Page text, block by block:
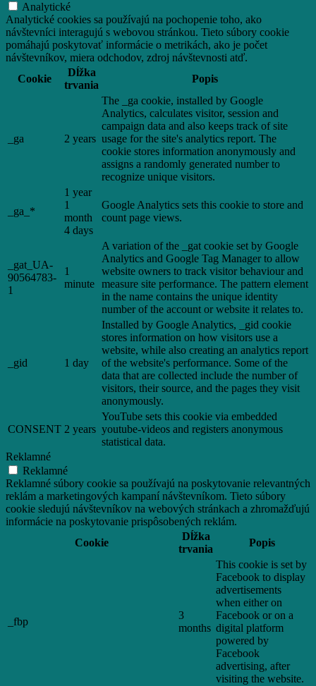
Analytické
Analytické cookies sa používajú na pochopenie toho, ako
návštevníci interagujú s webovou stránkou. Tieto súbory cookie
pomáhajú poskytovať informácie o metrikách, ako je počet
návštevníkov, miera odchodov, zdroj návštevnosti atď.
Cookie
Dĺžka
trvania
Popis
_ga 2 years
The _ga cookie, installed by Google
Analytics, calculates visitor, session and
campaign data and also keeps track of site
usage for the site's analytics report. The
cookie stores information anonymously and
assigns a randomly generated number to
recognize unique visitors.
_ga_*
1 year
1
month
4 days
Google Analytics sets this cookie to store and
count page views.
_gat_UA-
90564783-
1
1
minute
A variation of the _gat cookie set by Google
Analytics and Google Tag Manager to allow
website owners to track visitor behaviour and
measure site performance. The pattern element
in the name contains the unique identity
number of the account or website it relates to.
_gid 1 day
Installed by Google Analytics, _gid cookie
stores information on how visitors use a
website, while also creating an analytics report
of the website's performance. Some of the
data that are collected include the number of
visitors, their source, and the pages they visit
anonymously.
CONSENT 2 years
YouTube sets this cookie via embedded
youtube-videos and registers anonymous
statistical data.
Reklamné
Reklamné
Reklamné súbory cookie sa používajú na poskytovanie relevantných
reklám a marketingových kampaní návštevníkom. Tieto súbory
cookie sledujú návštevníkov na webových stránkach a zhromažďujú
informácie na poskytovanie prispôsobených reklám.
Cookie
Dĺžka
trvania
Popis
_fbp
3
months
This cookie is set by
Facebook to display
advertisements
when either on
Facebook or on a
digital platform
powered by
Facebook
advertising, after
visiting the website.